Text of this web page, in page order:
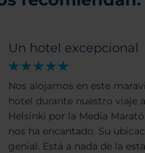
Un hotel excepcional
Nos alojamos en este
hotel durante nuestro viaje a
Helsinki por la Media
nos ha encantado. Su ubicación es
genial. Está a nada de la